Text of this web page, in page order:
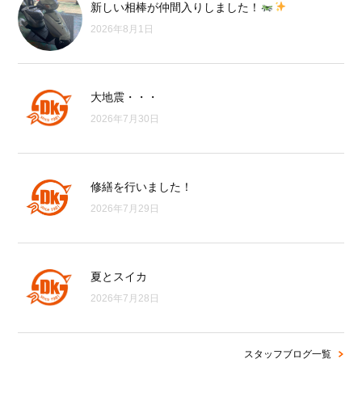
新しい相棒が仲間入りしました！
2026年8月1日
大地震・・・
2026年7月30日
修繕を行いました！
2026年7月29日
夏とスイカ
2026年7月28日
スタッフブログ一覧